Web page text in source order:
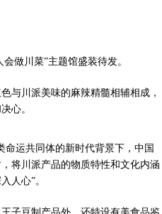
做川菜”主题馆盛装待发。
与川派美味的麻辣精髓相辅相成，
心。
命运共同体的新时代背景下，中国
将川派产品的物质特性和文化内涵
人心”。
子豆制产品外，还特设有美食品鉴